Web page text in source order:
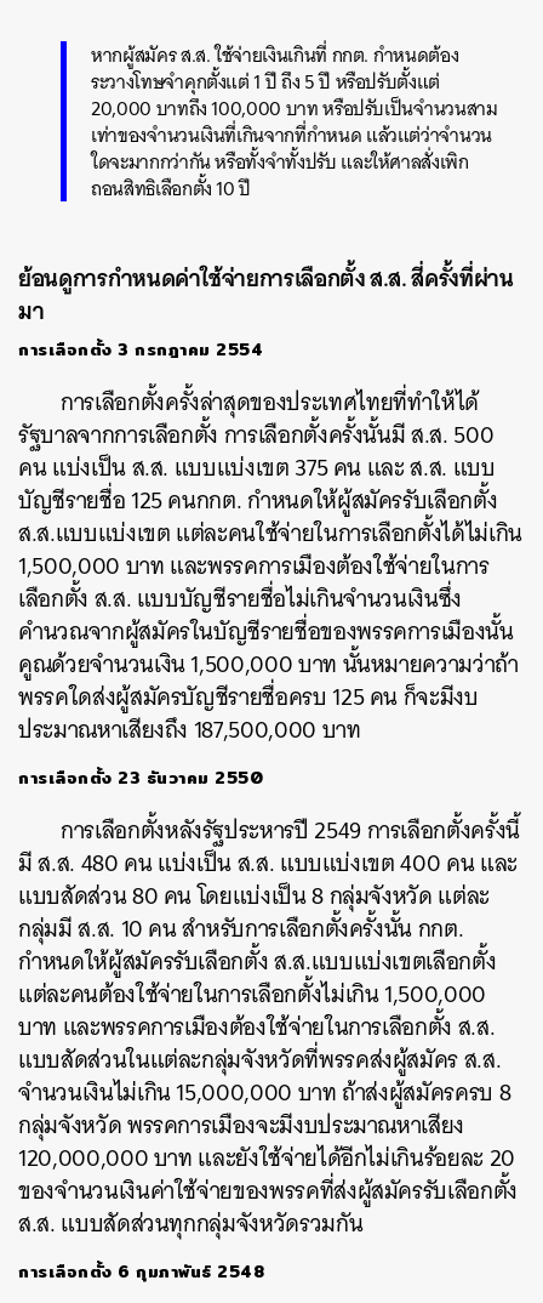
หากผู้สมัคร ส.ส. ใช้จ่ายเงินเกินที่ กกต. กำหนดต้อง
ระวางโทษจำคุกตั้งแต่ 1 ปี ถึง 5 ปี หรือปรับตั้งแต่
20,000 บาทถึง 100,000 บาท หรือปรับเป็นจำนวนสาม
เท่าของจำนวนเงินที่เกินจากที่กำหนด แล้วแต่ว่าจำนวน
ใดจะมากกว่ากัน หรือทั้งจำทั้งปรับ และให้ศาลสั่งเพิก
ถอนสิทธิเลือกตั้ง 10 ปี
ย้อนดูการกำหนดค่าใช้จ่ายการเลือกตั้ง ส.ส. สี่ครั้งที่ผ่าน
มา
การเลือกตั้ง 3 กรกฎาคม 2554
การเลือกตั้งครั้งล่าสุดของประเทศไทยที่ทำให้ได้
รัฐบาลจากการเลือกตั้ง การเลือกตั้งครั้งนั้นมี ส.ส. 500
คน แบ่งเป็น ส.ส. แบบแบ่งเขต 375 คน และ ส.ส. แบบ
บัญชีรายชื่อ 125 คนกกต. กำหนดให้ผู้สมัครรับเลือกตั้ง
ส.ส.แบบแบ่งเขต แต่ละคนใช้จ่ายในการเลือกตั้งได้ไม่เกิน
1,500,000 บาท และพรรคการเมืองต้องใช้จ่ายในการ
เลือกตั้ง ส.ส. แบบบัญชีรายชื่อไม่เกินจำนวนเงินซึ่ง
คำนวณจากผู้สมัครในบัญชีรายชื่อของพรรคการเมืองนั้น
คูณด้วยจำนวนเงิน 1,500,000 บาท นั้นหมายความว่าถ้า
พรรคใดส่งผู้สมัครบัญชีรายชื่อครบ 125 คน ก็จะมีงบ
ประมาณหาเสียงถึง 187,500,000 บาท
การเลือกตั้ง 23 ธันวาคม 2550
การเลือกตั้งหลังรัฐประหารปี 2549 การเลือกตั้งครั้งนี้
มี ส.ส. 480 คน แบ่งเป็น ส.ส. แบบแบ่งเขต 400 คน และ
แบบสัดส่วน 80 คน โดยแบ่งเป็น 8 กลุ่มจังหวัด แต่ละ
กลุ่มมี ส.ส. 10 คน สำหรับการเลือกตั้งครั้งนั้น กกต.
กำหนดให้ผู้สมัครรับเลือกตั้ง ส.ส.แบบแบ่งเขตเลือกตั้ง
แต่ละคนต้องใช้จ่ายในการเลือกตั้งไม่เกิน 1,500,000
บาท และพรรคการเมืองต้องใช้จ่ายในการเลือกตั้ง ส.ส.
แบบสัดส่วนในแต่ละกลุ่มจังหวัดที่พรรคส่งผู้สมัคร ส.ส.
จำนวนเงินไม่เกิน 15,000,000 บาท ถ้าส่งผู้สมัครครบ 8
กลุ่มจังหวัด พรรคการเมืองจะมีงบประมาณหาเสียง
120,000,000 บาท และยังใช้จ่ายได้อีกไม่เกินร้อยละ 20
ของจำนวนเงินค่าใช้จ่ายของพรรคที่ส่งผู้สมัครรับเลือกตั้ง
ส.ส. แบบสัดส่วนทุกกลุ่มจังหวัดรวมกัน
การเลือกตั้ง 6 กุมภาพันธ์ 2548
SHARE TWEET LINE EMAIL